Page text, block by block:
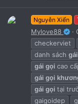
Nguyễn Xiển
Mylove88
checkerviet
danh sách gái
gái gọi cao
gái gọi
gái gọi tại
gaigoidep